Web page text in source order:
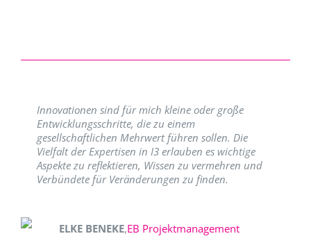
Innovationen sind für mich kleine oder große
Entwicklungsschritte, die zu einem
gesellschaftlichen Mehrwert führen sollen. Die
Vielfalt der Expertisen in I3 erlauben es wichtige
Aspekte zu reflektieren, Wissen zu vermehren und
Verbündete für Veränderungen zu finden.
ELKE BENEKE,EB Projektmanagement